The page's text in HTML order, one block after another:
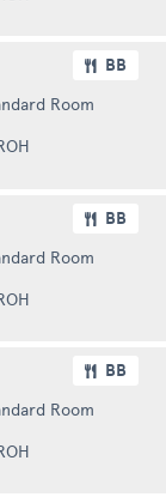
BB
Room
BB
Room
BB
Room